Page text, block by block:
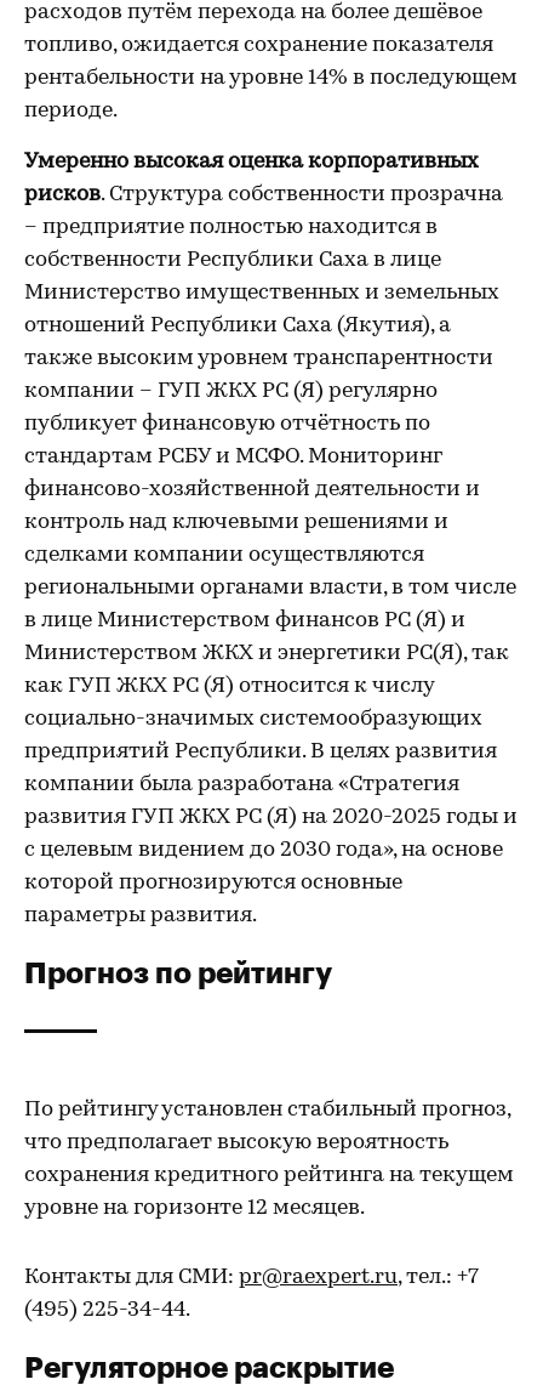
расходов путём перехода на более дешёвое
топливо, ожидается сохранение показателя
рентабельности на уровне 14% в последующем
периоде.
Умеренно высокая оценка корпоративных
рисков. Структура собственности прозрачна
– предприятие полностью находится в
собственности Республики Саха в лице
Министерство имущественных и земельных
отношений Республики Саха (Якутия), а
также высоким уровнем транспарентности
компании – ГУП ЖКХ РС (Я) регулярно
публикует финансовую отчётность по
стандартам РСБУ и МСФО. Мониторинг
финансово-хозяйственной деятельности и
контроль над ключевыми решениями и
сделками компании осуществляются
региональными органами власти, в том числе
в лице Министерством финансов РС (Я) и
Министерством ЖКХ и энергетики РС(Я), так
как ГУП ЖКХ РС (Я) относится к числу
социально-значимых системообразующих
предприятий Республики. В целях развития
компании была разработана «Стратегия
развития ГУП ЖКХ РС (Я) на 2020-2025 годы и
с целевым видением до 2030 года», на основе
которой прогнозируются основные
параметры развития.
Прогноз по рейтингу
По рейтингу установлен стабильный прогноз,
что предполагает высокую вероятность
сохранения кредитного рейтинга на текущем
уровне на горизонте 12 месяцев.
Контакты для СМИ: pr@raexpert.ru, тел.: +7
(495) 225-34-44.
Регуляторное раскрытие